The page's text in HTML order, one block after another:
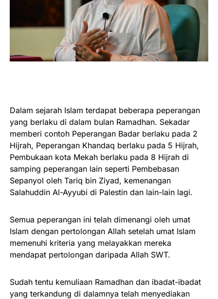
Dalam sejarah Islam terdapat beberapa peperangan
yang berlaku di dalam bulan Ramadhan. Sekadar
memberi contoh Peperangan Badar berlaku pada 2
Hijrah, Peperangan Khandaq berlaku pada 5 Hijrah,
Pembukaan kota Mekah berlaku pada 8 Hijrah di
samping peperangan lain seperti Pembebasan
Sepanyol oleh Tariq bin Ziyad, kemenangan
Salahuddin Al-Ayyubi di Palestin dan lain-lain lagi.
Semua peperangan ini telah dimenangi oleh umat
Islam dengan pertolongan Allah setelah umat Islam
memenuhi kriteria yang melayakkan mereka
mendapat pertolongan daripada Allah SWT.
Sudah tentu kemuliaan Ramadhan dan ibadat-ibadat
yang terkandung di dalamnya telah menyediakan